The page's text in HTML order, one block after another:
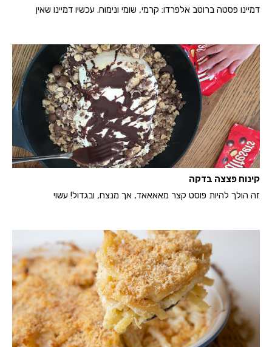
דמיינו פסטה ברוטב אלפרדו: קרמי, שומי ונימוח. עכשיו דמיינו שאין
קינוח פצצה בדקה
זה הולך להיות פוסט קצר מאאאאד, אך מנצח, ובגדול! עשוי